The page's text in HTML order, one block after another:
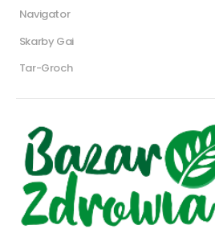
Navigator
Skarby Gai
Tar-Groch